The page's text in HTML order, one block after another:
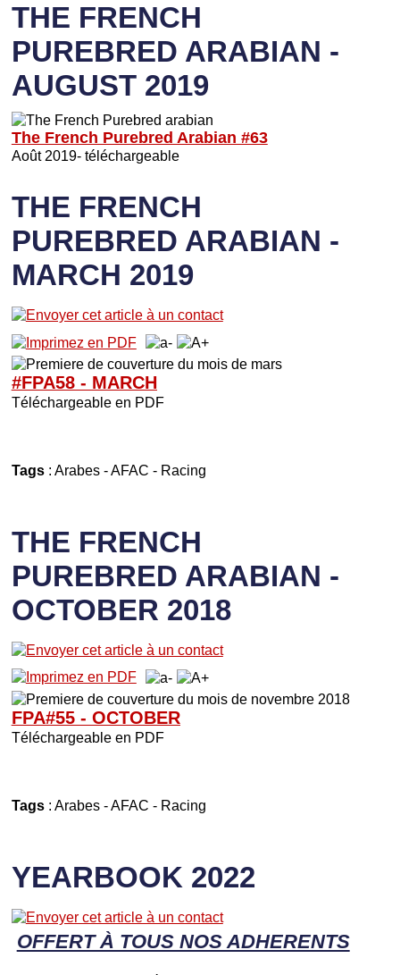
THE FRENCH
PUREBRED ARABIAN -
AUGUST 2019
The French Purebred Arabian #63
Août 2019- téléchargeable
THE FRENCH
PUREBRED ARABIAN -
MARCH 2019
#FPA58 - MARCH
Téléchargeable en PDF
Tags: Arabes-AFAC - Racing
THE FRENCH
PUREBRED ARABIAN -
OCTOBER 2018
FPA#55 - OCTOBER
Téléchargeable en PDF
Tags: Arabes-AFAC - Racing
YEARBOOK 2022
OFFERT À TOUS NOS ADHERENTS